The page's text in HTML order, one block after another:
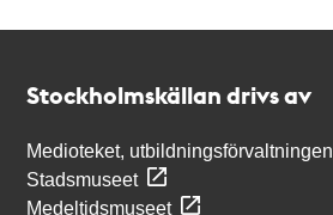
Stockholmskällan drivs av
Medioteket, utbildningsförvaltningen
Stadsmuseet
Medeltidsmuseet